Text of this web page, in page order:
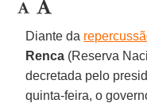
Diante da
Renca (Reserva
decretada pelo
quinta-feira, o